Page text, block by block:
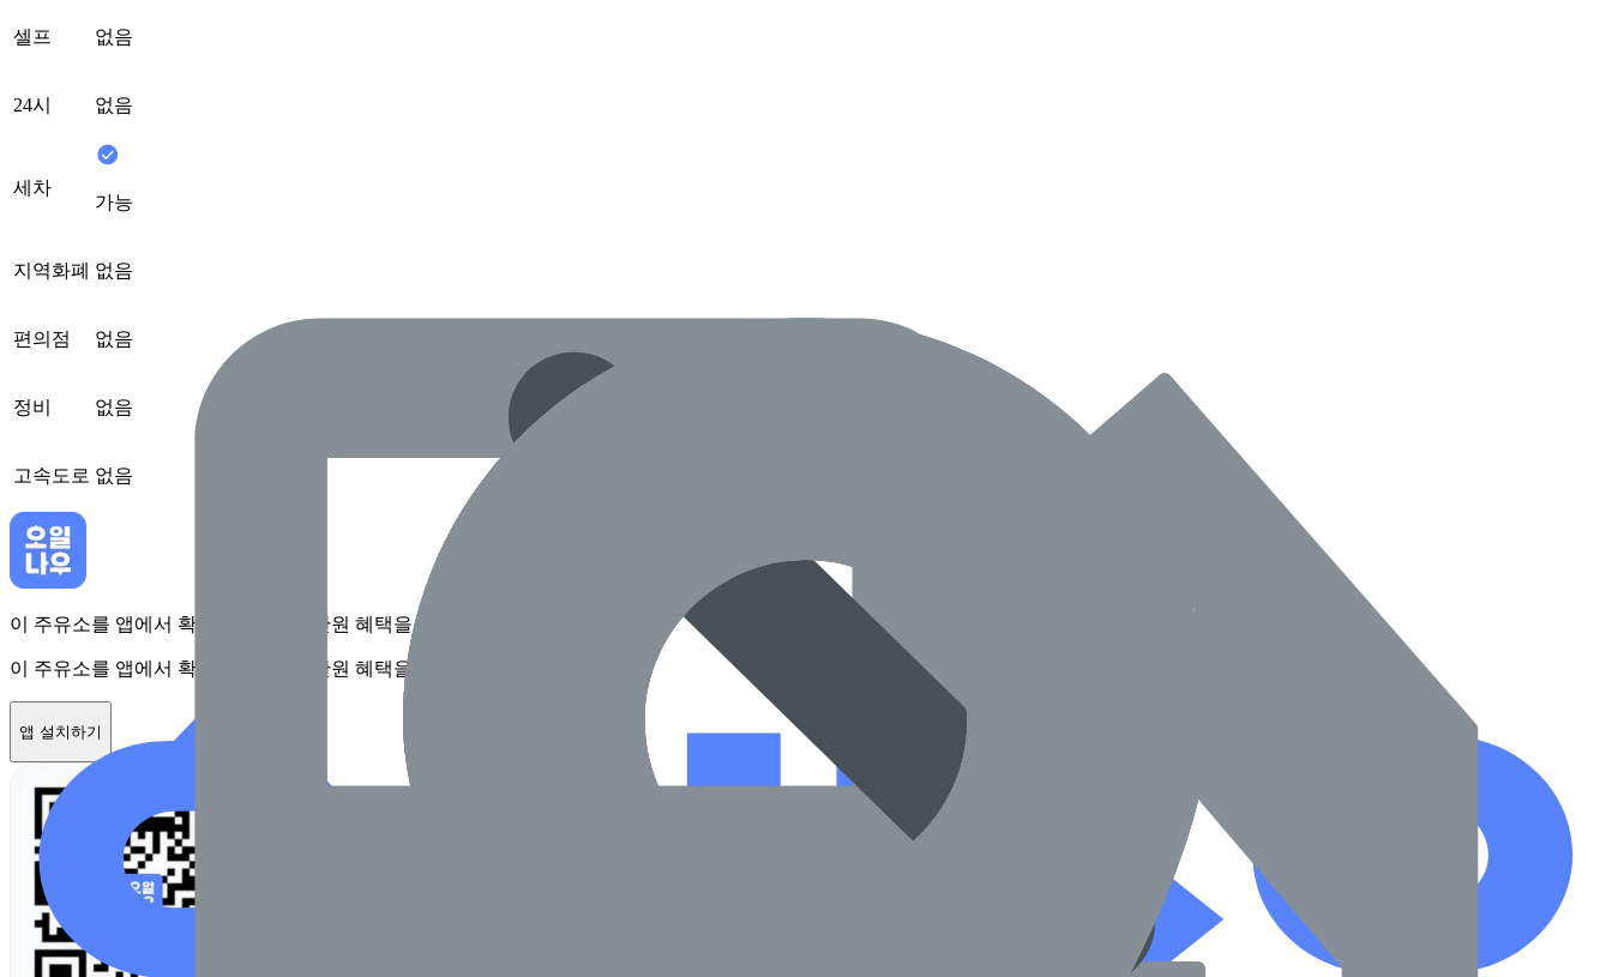
셀프 없음
24시 없음
세차
가능
지역화폐 없음
편의점 없음
정비 없음
고속도로 없음
이 주유소를 앱에서 확인하고 최대 1만원 혜택을 받아보세요
이 주유소를 앱에서 확인하고 최대 1만원 혜택을 받아보세요
앱 설치하기